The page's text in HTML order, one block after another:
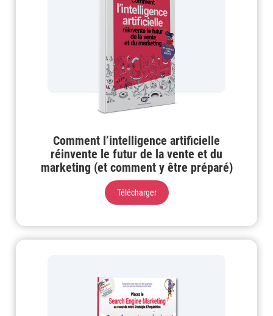
Comment l’intelligence artificielle
réinvente le futur de la vente et du
marketing (et comment y être préparé)
Télécharger